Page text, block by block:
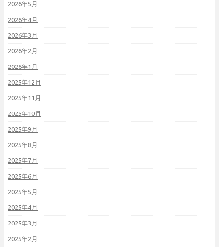
2026年5月
2026年4月
2026年3月
2026年2月
2026年1月
2025年12月
2025年11月
2025年10月
2025年9月
2025年8月
2025年7月
2025年6月
2025年5月
2025年4月
2025年3月
2025年2月